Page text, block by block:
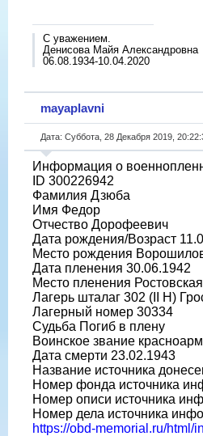
С уважением.
Денисова Майя Александровна
06.08.1934-10.04.2020
mayaplavni
Дата: Суббота, 28 Декабря 2019,
Информация о
ID 300226942
Фамилия Дзюба
Имя Федор
Отчество Дорофеевич
Дата рождения/Возраст
Место рождения
Дата пленения 30.06.1942
Место пленения
Лагерь шталаг 302 (II H)
Лагерный номер 30334
Судьба Погиб в плену
Воинское звание
Дата смерти 23.02.1943
Название источника
Номер фонда источника
Номер описи источника
Номер дела источника
https://obd-memorial.ru/html/